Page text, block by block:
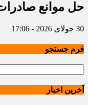
حل موانع
30 جولای 2026 - 17:06
فرم جستجو
آخرین اخبار